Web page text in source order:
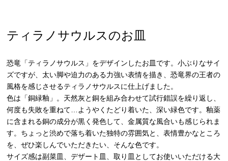
ティラノサウルスのお皿
恐竜「ティラノサウルス」をデザインしたお皿です。小ぶりなサイ
ズですが、太い脚や迫力のある力強い表情を描き、恐竜界の王者の
風格を感じさせるティラノサウルスに仕上げました。
色は「銅緑釉」。天然灰と銅を組み合わせて試行錯誤を繰り返し、
何度も失敗を重ねて…ようやくたどり着いた、深い緑色です。釉薬
に含まれる銅の成分が黒く発色して、金属質な風合いも感じられま
す。ちょっと渋めで落ち着いた独特の雰囲気と、表情豊かなところ
を、ぜひ楽しんでいただきたい、そんな色です。
サイズ感は副菜皿、デザート皿、取り皿としてお使いいただける大